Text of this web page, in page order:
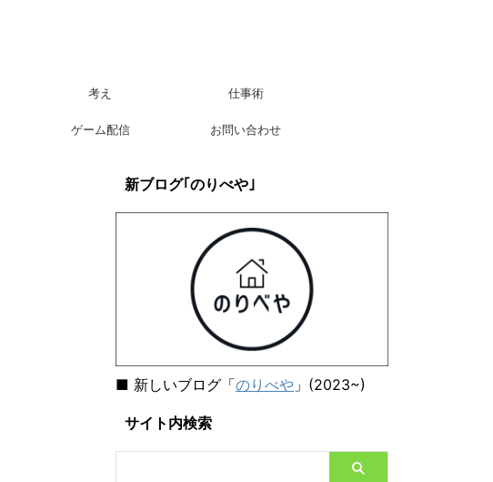
考え 仕事術
ゲーム配信 お問い合わせ
新ブログ｢のりべや｣
■ 新しいブログ「のりべや 」(2023~)
サイト内検索